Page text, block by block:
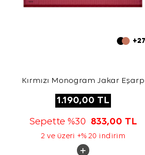
+27
Kırmızı Monogram Jakar Eşarp
1.190,00 TL
Sepette %30 833,00 TL
2 ve üzeri +% 20 indirim